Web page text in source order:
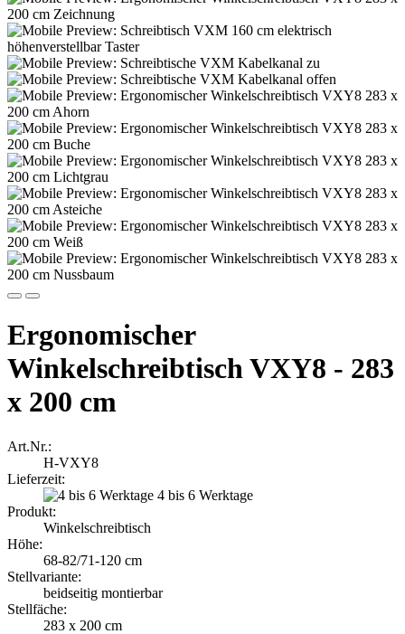
Ergonomischer
Winkelschreibtisch VXY8 - 283
x 200 cm
Art.Nr.:
H-VXY8
Lieferzeit:
4 bis 6 Werktage
Produkt:
Winkelschreibtisch
Höhe:
68-82/71-120 cm
Stellvariante:
beidseitig montierbar
Stellfäche:
283 x 200 cm